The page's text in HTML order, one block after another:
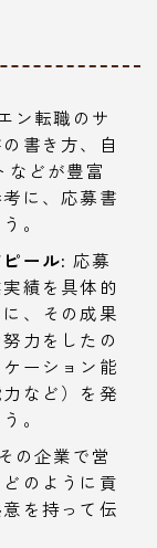
ン転職のサ
書き方、自
などが豊富
に、応募書
。
ール: 応募
績を具体的
、その成果
力をしたの
ーション能
など）を発
。
の企業で営
のように貢
を持って伝